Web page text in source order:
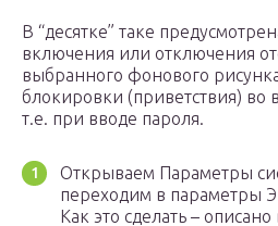
В “десятке” таке
включения или отключения
выбранного фонового
блокировки (приветствия) во
т.е. при вводе пароля.
Открываем Параметры
переходим в параметры
Как это сделать –